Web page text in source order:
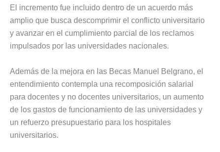
El incremento fue incluido dentro de un acuerdo más
amplio que busca descomprimir el conflicto universitario
y avanzar en el cumplimiento parcial de los reclamos
impulsados por las universidades nacionales.
Además de la mejora en las Becas Manuel Belgrano, el
entendimiento contempla una recomposición salarial
para docentes y no docentes universitarios, un aumento
de los gastos de funcionamiento de las universidades y
un refuerzo presupuestario para los hospitales
universitarios.